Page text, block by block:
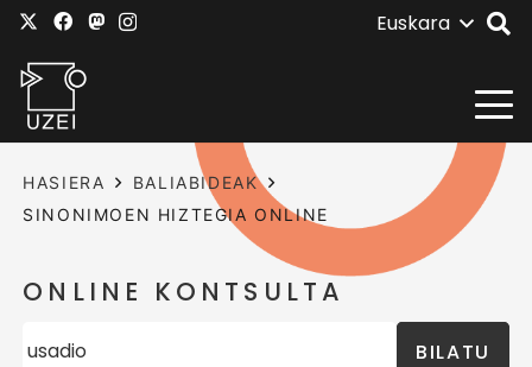
Euskara
HASIERA
BALIABIDEAK
SINONIMOEN HIZTEGIA ONLINE
ONLINE KONTSULTA
BILATU